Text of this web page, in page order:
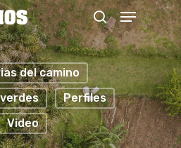
search
Menu
del camino
Perfiles
Video
Close
Menu